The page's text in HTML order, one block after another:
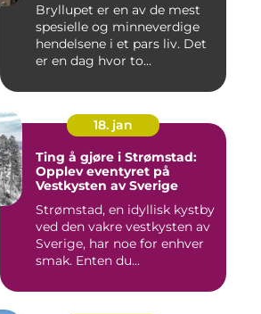
Bryllupet er en av de mest
spesielle og minneverdige
hendelsene i et pars liv. Det
er en dag hvor to...
18. jan
Ting å gjøre i Strømstad:
Opplev eventyret på
Vestkysten av Sverige
Strømstad, en idyllisk kystby
ved den vakre vestkysten av
Sverige, har noe for enhver
smak. Enten du...